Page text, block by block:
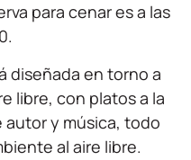
para cenar es a las
diseñada en torno a
libre, con platos a la
y música, todo
al aire libre.